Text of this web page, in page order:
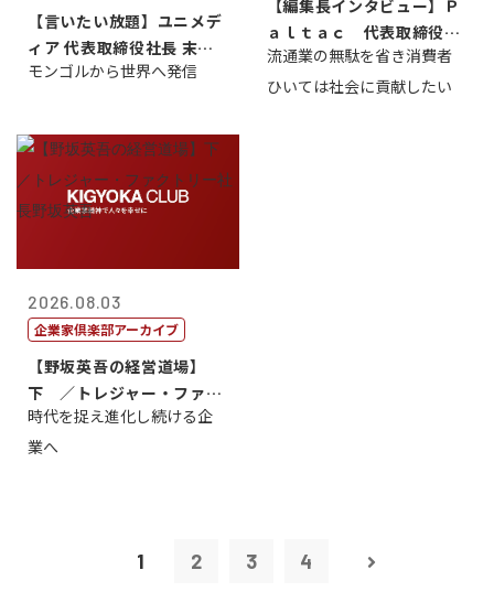
【言いたい放題】ユニメデ
ィア 代表取締役社長 末田
真
モンゴルから世界へ発信
【編集長インタビュー】Ｐ
ａｌｔａｃ 代表取締役会
長三木田國夫
流通業の無駄を省き消費者
ひいては社会に貢献したい
2026.08.03
企業家倶楽部アーカイブ
【野坂英吾の経営道場】
下 ／トレジャー・ファク
トリー社長野坂...
時代を捉え進化し続ける企
業へ
1 2 3 4